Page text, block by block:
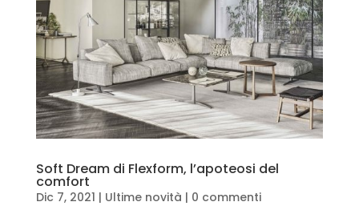
Soft Dream di Flexform, l’apoteosi del
comfort
Dic 7, 2021 | Ultime novità | 0 commenti